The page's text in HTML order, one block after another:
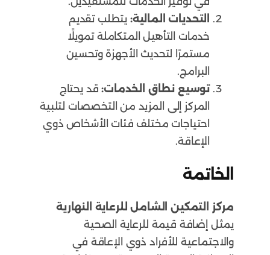
التحديات المالية: يتطلب تقديم
خدمات التأهيل المتكاملة تمويلًا
مستمرًا لتحديث الأجهزة وتحسين
البرامج.
توسيع نطاق الخدمات:قد يحتاج
المركز إلى المزيد من التخصصات لتلبية
احتياجات مختلف فئات الأشخاص ذوي
الإعاقة.
الخاتمة
مركز التمكين الشامل للرعاية النهارية
يمثل إضافة قيمة للرعاية الصحية
والاجتماعية للأفراد ذوي الإعاقة في